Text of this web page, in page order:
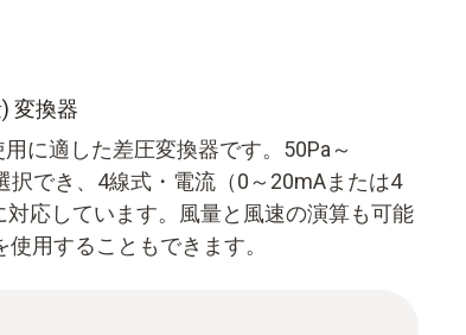
変換器
に適した差圧変換器です。50Pa～
択でき、4線式・電流（0～20mAまたは4
応しています。風量と風速の演算も可能
用することもできます。